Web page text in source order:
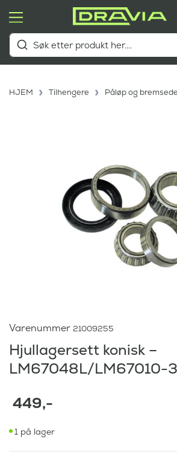
HJEM Tilhengere Påløp og
Varenummer 21009255
Hjullagersett konisk –
LM67048L/LM67010-
449,-
1 på lager